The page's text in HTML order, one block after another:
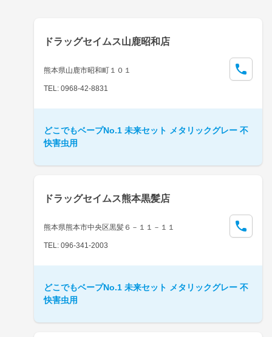
取扱店検索はこちら
ドラッグセイムス山鹿昭和店
熊本県山鹿市昭和町１０１
TEL: 0968-42-8831
どこでもベープNo.1 未来セット メタリックグレー 不
快害虫用
ドラッグセイムス熊本黒髪店
熊本県熊本市中央区黒髪６－１１－１１
TEL: 096-341-2003
どこでもベープNo.1 未来セット メタリックグレー 不
快害虫用